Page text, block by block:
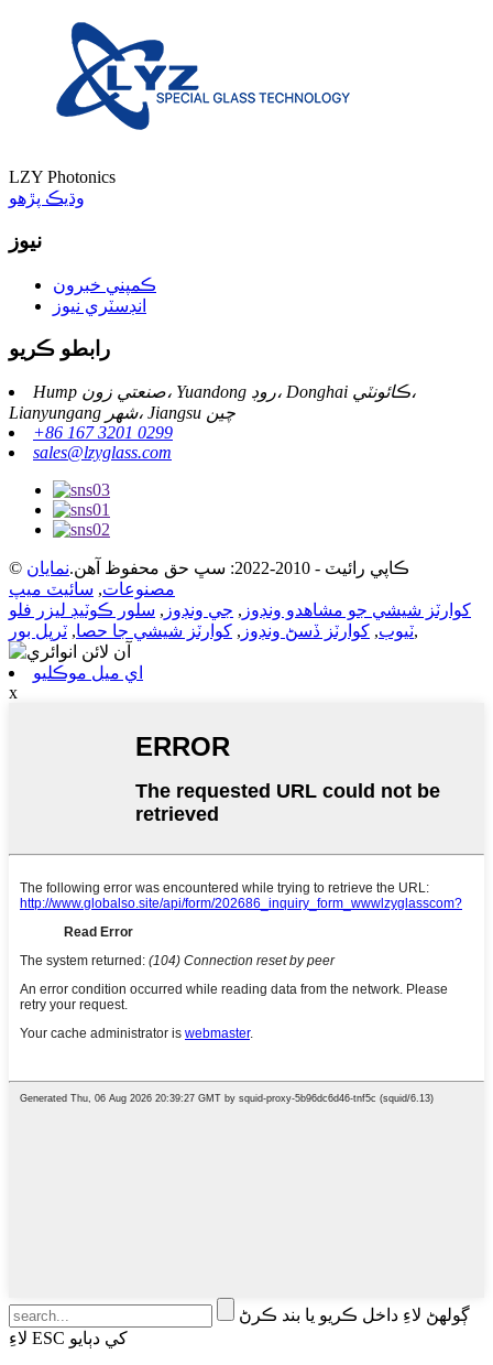
LZY Photonics
وڌيڪ پڙهو
نيوز
ڪمپني خبرون
انڊسٽري نيوز
رابطو ڪريو
Hump ​​صنعتي زون، Yuandong روڊ، Donghai ڪائونٽي،
Lianyungang شهر، Jiangsu چين
+86 167 3201 0299
sales@lzyglass.com
© ڪاپي رائيٽ - 2010-2022: سڀ حق محفوظ آهن.
نمايان
مصنوعات, سائيٽ ميپ
کوارٽز شيشي جو مشاهدو ونڊوز , جي ونڊوز , سلور ڪوٽيڊ ليزر فلو
ٽيوب, کوارٽز ڏسڻ ونڊوز , کوارٽز شيشي جا حصا, ٽرپل بور ,
اي ميل موڪليو
x
ڳولهڻ لاءِ داخل ڪريو يا بند ڪرڻ
لاءِ ESC کي دٻايو